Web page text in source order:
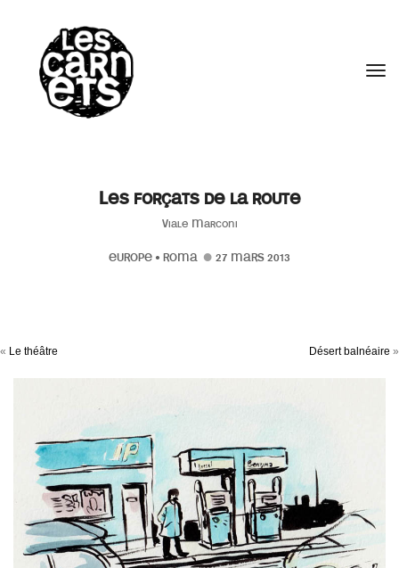
Les forçats de la route
Viale Marconi
EUROPE • ROMA 27 MARS 2013
« Le théâtre Désert balnéaire »